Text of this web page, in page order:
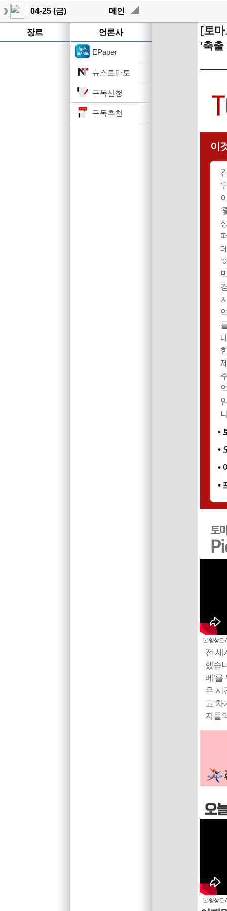
04-25 (금) 메인
장르 언론사
EPaper
뉴스토마토
구독신청
구독추천
[토
'축출
이
‘
‘
‘
•
•
•
•
본 영상은
전 세
했습
베’
은 시
고 차
자들
본 영상은